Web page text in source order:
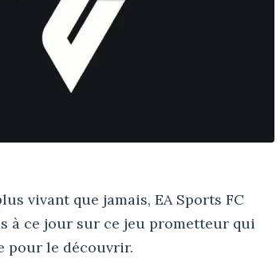
vivant que jamais, EA Sports FC
à ce jour sur ce jeu prometteur qui
pour le découvrir.